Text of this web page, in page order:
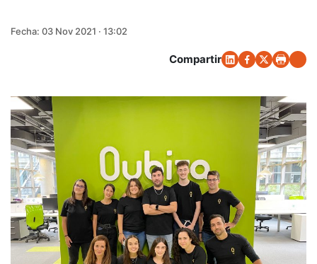
Fecha: 03 Nov 2021 · 13:02
Compartir